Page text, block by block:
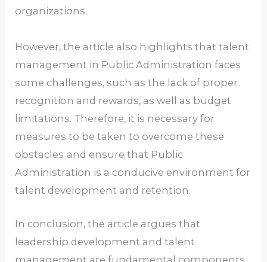
organizations.
However, the article also highlights that talent
management in Public Administration faces
some challenges, such as the lack of proper
recognition and rewards, as well as budget
limitations. Therefore, it is necessary for
measures to be taken to overcome these
obstacles and ensure that Public
Administration is a conducive environment for
talent development and retention.
In conclusion, the article argues that
leadership development and talent